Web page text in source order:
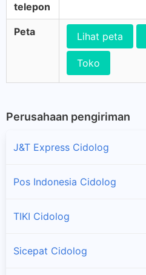
telepon
Peta Lihat peta
Toko
Perusahaan pengiriman
J&T Express Cidolog
Pos Indonesia Cidolog
TIKI Cidolog
Sicepat Cidolog